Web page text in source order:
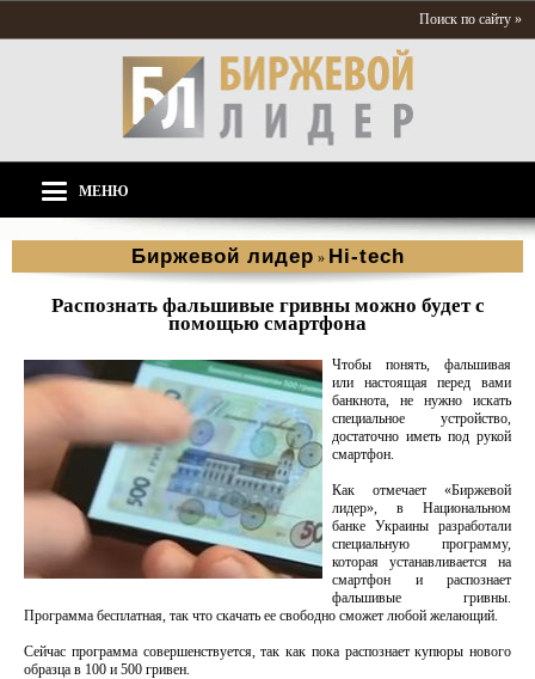
Поиск по сайту »
МЕНЮ
Биржевой лидер » Hi-tech
Распознать фальшивые гривны можно будет с
помощью смартфона
Чтобы понять, фальшивая
или настоящая перед вами
банкнота, не нужно искать
специальное устройство,
достаточно иметь под рукой
смартфон.
Как отмечает «Биржевой
лидер», в Национальном
банке Украины разработали
специальную программу,
которая устанавливается на
смартфон и распознает
фальшивые гривны.
Программа бесплатная, так что скачать ее свободно сможет любой желающий.
Сейчас программа совершенствуется, так как пока распознает купюры нового
образца в 100 и 500 гривен.